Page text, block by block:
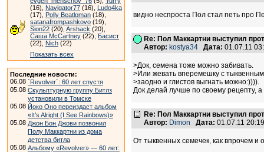
(16), Navigator77 (16), Ludo4ka
(17), Polly Beatloman (18),
satanafrompashkovo (19),
Sion22 (20), Arshack (20),
Саша McCartney (22), Басист
(22), Nich (22)
Показать всех
Последние новости:
06.08 `Revolver`: 60 лет спустя
05.08 Скульптурную группу Битлз
установили в Томске
05.08 Йоко Оно переиздаст альбом
«It’s Alright (I See Rainbows)»
05.08 Джон Бон Джови позвонил
Полу Маккартни из дома
детства битла
05.08 Альбому «Revolver» — 60 лет:
видно неспроста Пол стал петь про
Re: Пол Маккартни выступил
Автор: kostya34 Дата: 01.07.11
>Док, семена тоже можно забивать.
>Или жевать вперемешку с
>заодно и глистов выгнать можно:)))).
Док делай лучше по своему рецепту,
Re: Пол Маккартни выступил
Автор: Dimon Дата: 01.07.11
От тыквенных семечек, как впрочем